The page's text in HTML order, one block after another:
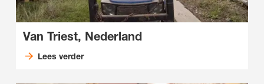
Van Triest, Nederland
Lees verder